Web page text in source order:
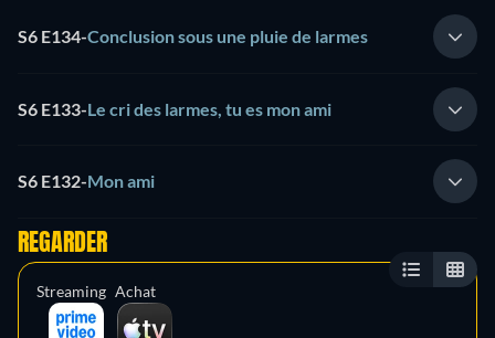
S6 E134-Conclusion sous une pluie de larmes
S6 E133-Le cri des larmes, tu es mon ami
S6 E132-Mon ami
REGARDER
Streaming Achat